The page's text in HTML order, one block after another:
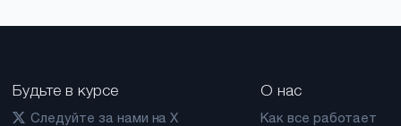
Будьте в курсе
Следуйте за нами на X
О нас
Как все работает